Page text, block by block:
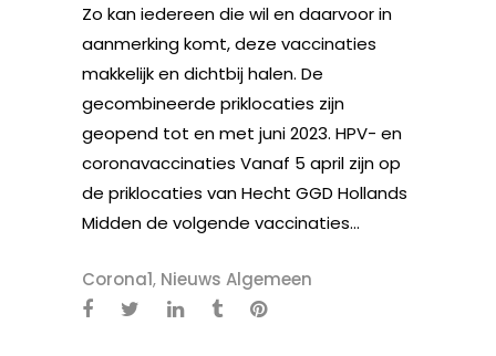
Zo kan iedereen die wil en daarvoor in
aanmerking komt, deze vaccinaties
makkelijk en dichtbij halen. De
gecombineerde priklocaties zijn
geopend tot en met juni 2023. HPV- en
coronavaccinaties Vanaf 5 april zijn op
de priklocaties van Hecht GGD Hollands
Midden de volgende vaccinaties...
Corona1, Nieuws Algemeen